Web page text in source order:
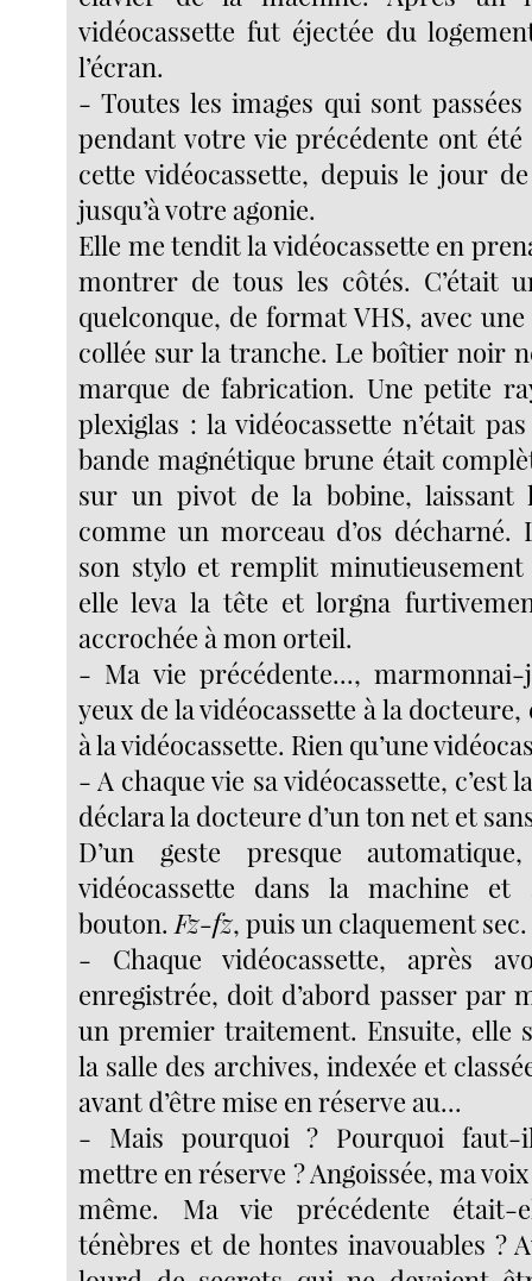
vidéocassette fut éjectée du
l’écran.
- Toutes les images qui sont
pendant votre vie précédente ont
cette vidéocassette, depuis le jour
jusqu’à votre agonie.
Elle me tendit la vidéocassette en
montrer de tous les côtés. C’était
quelconque, de format VHS, avec
collée sur la tranche. Le boîtier noir
marque de fabrication. Une petite
plexiglas : la vidéocassette n’était
bande magnétique brune était
sur un pivot de la bobine, laissant
comme un morceau d’os
son stylo et remplit minutieusement
elle leva la tête et lorgna
accrochée à mon orteil.
- Ma vie précédente..., marmonnai-
yeux de la vidéocassette à la
à la vidéocassette. Rien qu’une
- A chaque vie sa vidéocassette, c’est
déclara la docteure d’un ton net et
D’un geste presque
vidéocassette dans la machine
bouton.Fz-fz, puis un claquement sec.
- Chaque vidéocassette, après
enregistrée, doit d’abord passer par
un premier traitement. Ensuite, elle
la salle des archives, indexée et
avant d’être mise en réserve au...
- Mais pourquoi ? Pourquoi faut-
mettre en réserve ? Angoissée, ma
même. Ma vie précédente était-
ténèbres et de hontes inavouables ?